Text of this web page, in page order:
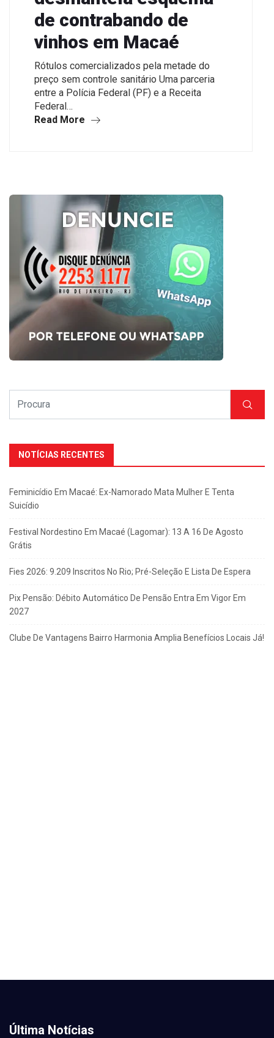
de contrabando de
vinhos em Macaé
Rótulos comercializados pela metade do
preço sem controle sanitário Uma parceria
entre a Polícia Federal (PF) e a Receita
Federal…
Read More
NOTÍCIAS RECENTES
Feminicídio Em Macaé: Ex-Namorado Mata Mulher E Tenta
Suicídio
Festival Nordestino Em Macaé (Lagomar): 13 A 16 De Agosto
Grátis
Fies 2026: 9.209 Inscritos No Rio; Pré-Seleção E Lista De Espera
Pix Pensão: Débito Automático De Pensão Entra Em Vigor Em
2027
Clube De Vantagens Bairro Harmonia Amplia Benefícios Locais Já!
Última Notícias